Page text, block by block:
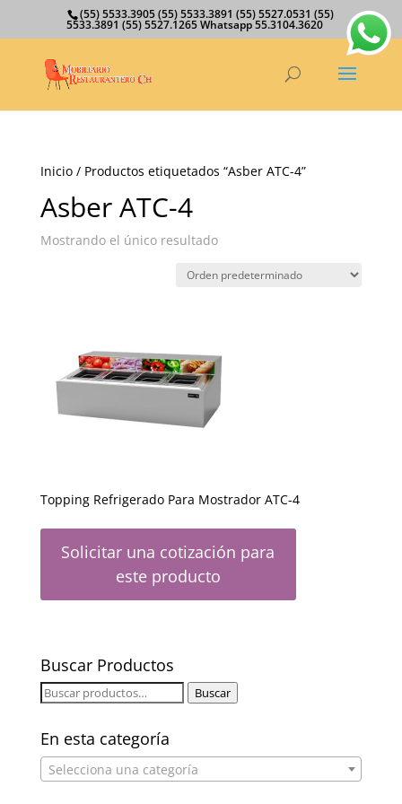
(55) 5533.3905 (55) 5533.3891 (55) 5527.0531 (55)
5533.3891 (55) 5527.1265 Whatsapp 55.3104.3620
Inicio/ Productos etiquetados “Asber ATC-4”
Asber ATC-4
Mostrando el único resultado
Topping Refrigerado Para Mostrador ATC-4
Solicitar una cotización para
este producto
Buscar Productos
Buscar
Buscar
En esta categoría
Selecciona una categoría